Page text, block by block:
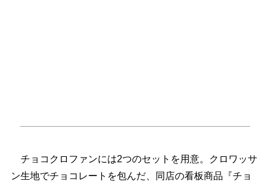
チョコクロファンには2つのセットを用意。クロワッサ
ン生地でチョコレートを包んだ、同店の看板商品『チョ